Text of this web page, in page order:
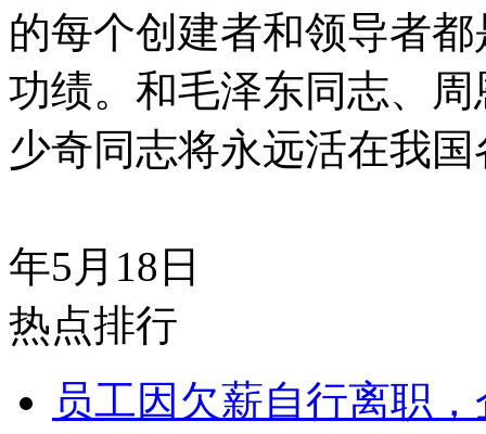
的每个创建者和领导者
功绩。和毛泽东同志、
少奇同志将永远活在我
年5月18日
热点排行
员工因欠薪自行离职